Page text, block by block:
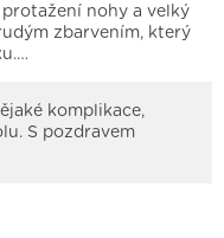
nohy a velký
zbarvením, který
komplikace,
S pozdravem